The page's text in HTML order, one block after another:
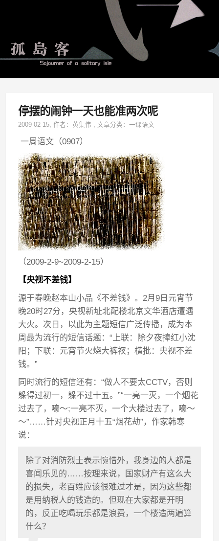
停摆的闹钟一天也能准两次呢
2009-02-15, 作者：黄集伟 ,文章分类：一课语文
一周语文（0907）
（2009-2-9~2009-2-15）
【央视不差钱】
源于春晚赵本山小品《不差钱》。2月9日元宵节
晚20时27分，央视新址北配楼北京文华酒店遭遇
大火。次日，以此为主题短信广泛传播，成为本
周最为流行的短信话题：“上联：除夕夜捧红小沈
阳；下联：元宵节火烧大裤衩；横批：央视不差
钱。”
同时流行的短信还有：“做人不要太CCTV，否则
躲得过初一，躲不过十五。”“一亮一灭，一个烟花
过去了，嚎～;一亮不灭，一个大楼过去了，嚎～
～”……针对央视正月十五“烟花劫”，作家韩寒
说：
除了对消防烈士表示惋惜外，我身边的人都是
喜闻乐见的……按理来说，国家财产有这么大
的损失，老百姓应该很难过才是，因为这些都
是用纳税人的钱造的。但现在大家都是开明
的，反正吃喝玩乐都是浪费，一个楼造两遍算
什么？